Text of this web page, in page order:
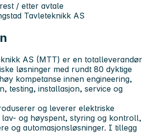
/ etter avtale
Tavleteknikk AS
AS (MTT) er en totalleverandør
løsninger med rundt 80 dyktige
kompetanse innen engineering,
testing, installasjon, service og
og leverer elektriske
og høyspent, styring og kontroll,
og automasjonsløsninger. I tillegg